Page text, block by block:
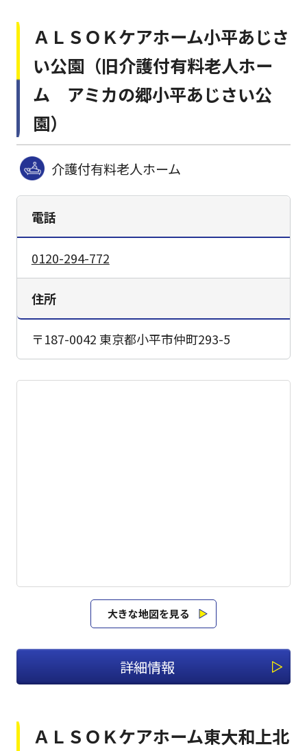
ＡＬＳＯＫケアホーム小平あじさ
い公園（旧介護付有料老人ホー
ム アミカの郷小平あじさい公
園）
介護付有料老人ホーム
電話
0120-294-772
住所
〒187-0042 東京都小平市仲町293-5
大きな地図を見る
詳細情報
ＡＬＳＯＫケアホーム東大和上北